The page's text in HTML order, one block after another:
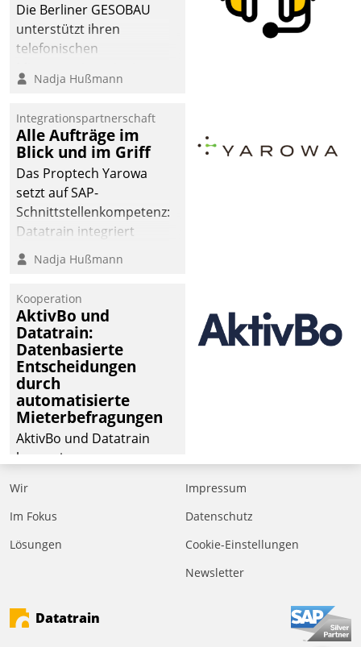
Die Berliner GESOBAU
unterstützt ihren
telefonischen
digitalen Cockpit, das
passende Fragen und
Schlagworte auswirft.
Eine intuitive
Dialogführung ermöglicht
dem externen
Serviceteam, Anrufe von
Mietenden zügiger und
effizienter zu bearbeiten.
Nadja Hußmann
Integrationspartnerschaft
Alle Aufträge im
Blick und im Griff
Das Proptech Yarowa
setzt auf SAP-
Schnittstellenkompetenz:
Datatrain integriert
Yarowas Portal zur
Vergabe und Verwaltung
operativen
Instandhaltung in die
SAP-Systemlandschaft
deutscher
Wohnungsunternehmen
– und beschleunigt damit
den Weg vom
Mieteranliegen zum
Dienstleisterauftrag.
Nadja Hußmann
Kooperation
AktivBo und
Datatrain:
Datenbasierte
Entscheidungen
durch
automatisierte
Mieterbefragungen
AktivBo und Datatrain
kooperieren –
profitieren: Die nahtlose
Integration der Lösungen
Datatrain ermöglicht
Mieterbefragungen – eine
starke Grundlage für
Wir
Im Fokus
Lösungen
Impressum
Datenschutz
Cookie-Einstellungen
Newsletter
Datatrain